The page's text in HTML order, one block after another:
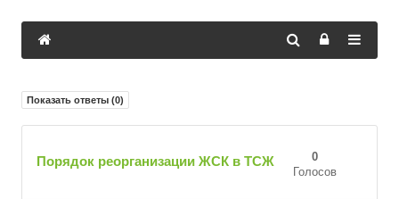
Показать ответы (0)
Порядок реорганизации ЖСК в ТСЖ
0
Голосов